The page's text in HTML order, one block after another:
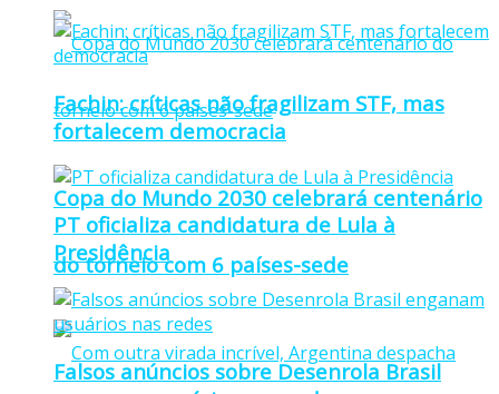
Copa do Mundo 2030 celebrará centenário
do torneio com 6 países-sede
Fachin: críticas não fragilizam STF, mas
fortalecem democracia
PT oficializa candidatura de Lula à
Presidência
Falsos anúncios sobre Desenrola Brasil